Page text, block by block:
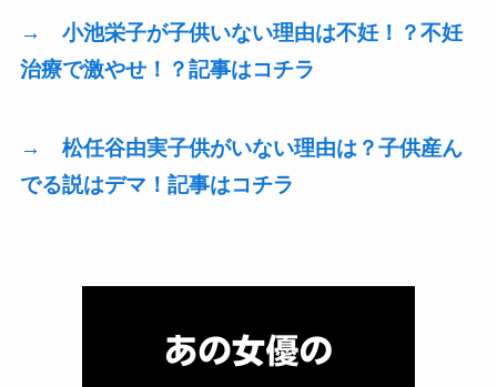
→ 小池栄子が子供いない理由は不妊！？不妊
治療で激やせ！？記事はコチラ
→ 松任谷由実子供がいない理由は？子供産ん
でる説はデマ！記事はコチラ